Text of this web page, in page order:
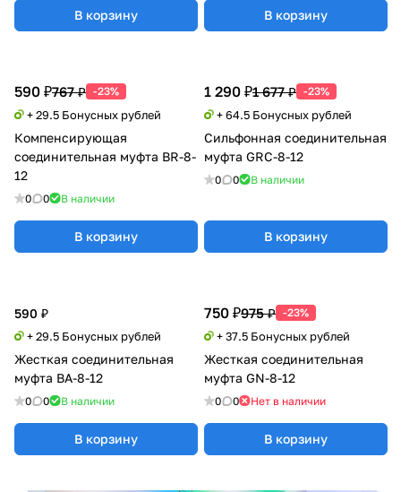
В корзину В корзину
590 ₽767 ₽ -23%
+ 29.5 Бонусных рублей
Компенсирующая
соединительная муфта BR-8-
12
0 0 В наличии
В корзину
1 290 ₽1 677 ₽ -23%
+ 64.5 Бонусных рублей
Сильфонная соединительная
муфта GRC-8-12
0 0 В наличии
В корзину
590 ₽
+ 29.5 Бонусных рублей
Жесткая соединительная
муфта BA-8-12
0 0 В наличии
В корзину
750 ₽975 ₽ -23%
+ 37.5 Бонусных рублей
Жесткая соединительная
муфта GN-8-12
0 0 Нет в наличии
В корзину